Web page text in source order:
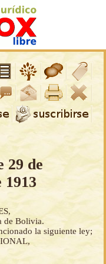
29 de
1913
de Bolivia.
la siguiente ley;